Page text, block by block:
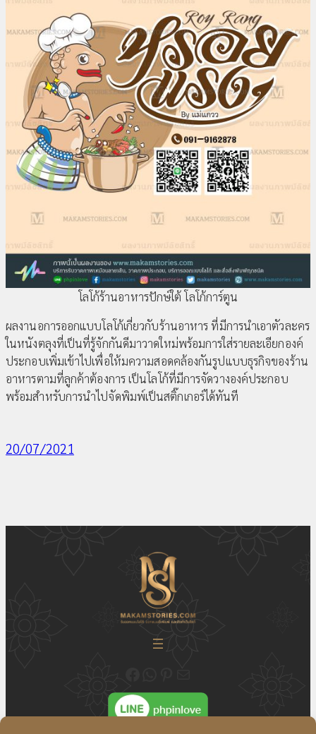
โลโก้ร้านอาหารปักษ์ใต้ โลโก้การ์ตูน
ผลงานอการออกแบบโลโก้เกี่ยวกับร้านอาหาร ที่มีการนำเอาตัวละคร
ในหนังตลุงที่เป็นที่รู้จักกันดีมาวาดใหม่พร้อมการใส่รายละเอียกองค์
ประกอบเพิ่มเข้าไปเพื่อให้มความสอดคล้องกันรูปแบบธุรกิจของร้าน
อาหารตามที่ลูกค้าต้องการ เป็นโลโก้ที่มีการจัดวางองค์ประกอบ
พร้อมสำหรับการนำไปจัดพิมพ์เป็นสติ๊กเกอร์ได้ทันที
20/07/2021